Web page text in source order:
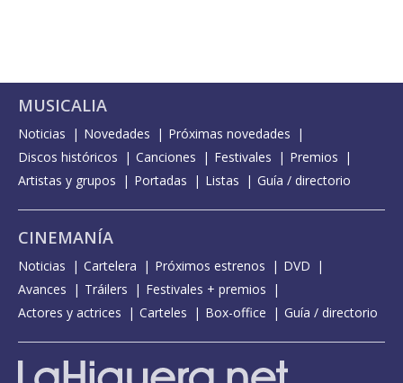
MUSICALIA
Noticias Novedades
Próximas novedades
Discos históricos
Canciones Festivales
Premios
Artistas y grupos
Portadas Listas Guía / directorio
CINEMANÍA
Noticias Cartelera Próximos estrenos
DVD
Avances
Tráilers
Festivales + premios
Actores y actrices
Carteles Box-office Guía / directorio